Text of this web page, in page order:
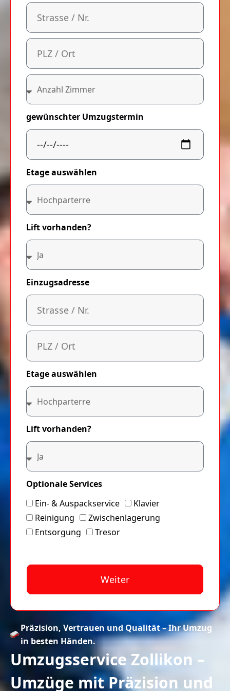
gewünschter Umzugstermin
Etage auswählen
Lift vorhanden?
Einzugsadresse
Etage auswählen
Lift vorhanden?
Optionale Services
Ein- & Auspackservice
Klavier
Reinigung
Zwischenlagerung
Entsorgung
Tresor
Weiter
e
r
n
ti
Präzision, Vertrauen und Qualität – Ihr Umzug
in besten Händen.
Umzugsservice Zollikon –
Umzüge mit Präzision und